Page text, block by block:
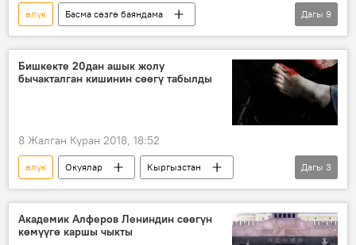
өлүк
Басма сөзгө баяндама
Мультимедиа
Дүйнөдө
Коом
ант
үйлөнүү жигит
Дагы 9
Бишкекте 20дан ашык жолу
бычакталган кишинин сөөгү табылды
8 Жалган Куран 2018, 18:52
өлүк Окуялар
Кыргызстан
Жаңылыктар
Бишкек бычак
Дагы 3
Академик Алферов Лениндин сөөгүн
көмүүгө каршы чыкты